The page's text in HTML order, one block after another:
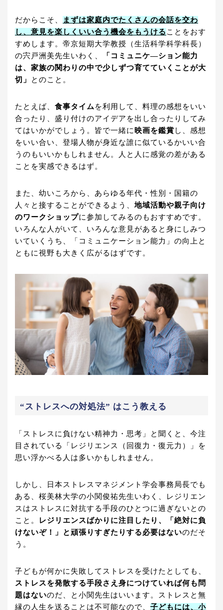
だからこそ、 まずは家庭内でたくさんの会話を交わ
し、意見を楽しくいい合う機会をもうける ことをおす
すめします。帝京短期大学教授（生活科学科学科長）
の宍戸洲美先生いわく、
「コミュニケ―ション能力
は、家族の関わりの中で少しずつ育てていくことが大
切」
とのこと。
たとえば、 食事タイム を利用して、料理の感想をいい
合ったり、盛り付けのアイデアを出し合ったりしてみ
てはいかがでしょう。皆で一緒に 映画を鑑賞 し、感想
をいい合い、登場人物が身近な誰に似ているかいい合
うのもいいかもしれません。人と人に感覚の差がある
ことを実感できるはず。
また、幼いころから、あらゆる年代・性別・国籍の
人々と接することができるよう、地域活動や親子向け
のワークショップに参加してみるのもおすすめです。
いろんな人がいて、いろんな意見があると身にしみつ
いていくうち、「コミュニケーション能力」の向上と
ともに視野も大きく広がるはずです。
“ストレスへの対処法” はこう教える
「ストレスに負けない精神力・思考」と聞くと、今注
目されている「レジリエンス（回復力・復元力）」を
思い浮かべる人は多いかもしれません。
しかし、日本ストレスマネジメント学会事務局長でも
ある、桜美林大学の小関俊祐先生いわく、レジリエン
スはストレスに対抗する手段のひとつに過ぎないとの
こと。
レジリエンスばかりに注目したり、「絶対に負
けないぞ！」と頑張りすぎたりする必要はないのだそ
う。
子どもが何かに失敗してストレスを受けたとしても、
ストレスを発散する手段さえ身につけていれば何も問
題はないのだ、と小関先生はいいます。ストレスと無
縁の人生を送ることは不可能なので、 子どもには、 小